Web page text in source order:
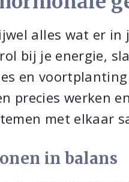
alles wat er in
bij je energie,
en
precies werken
met elkaar
in balans